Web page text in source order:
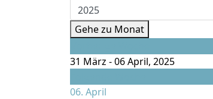
Gehe zu Monat
31 März - 06 April, 2025
06. April